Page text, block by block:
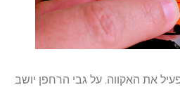
את האקווה. על גבי הרחפן יושב